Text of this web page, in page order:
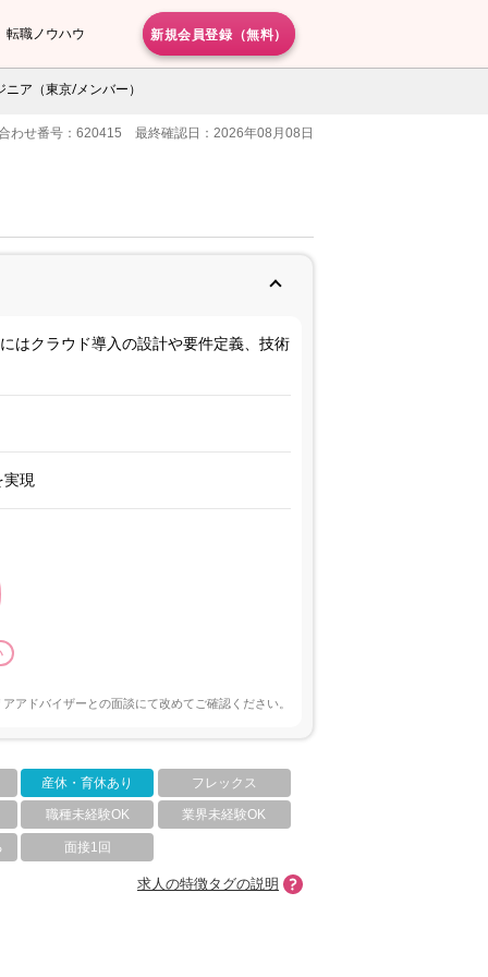
転職ノウハウ 新規会員登録（無料）
ア（東京/メンバー）
わせ番号：620415 最終確認日：2026年08月08日
はクラウド導入の設計や要件定義、技術
現
アドバイザーとの面談にて改めてご確認ください。
産休・育休あり フレックス
職種未経験OK 業界未経験OK
面接1回
求人の特徴タグの説明